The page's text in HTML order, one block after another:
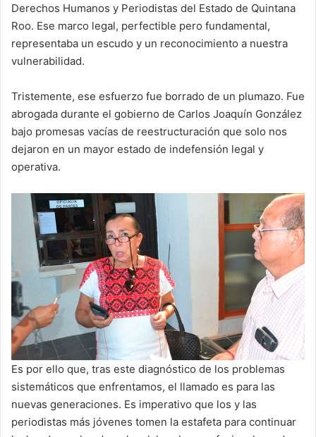
Derechos Humanos y Periodistas del Estado de Quintana
Roo. Ese marco legal, perfectible pero fundamental,
representaba un escudo y un reconocimiento a nuestra
vulnerabilidad.
Tristemente, ese esfuerzo fue borrado de un plumazo. Fue
abrogada durante el gobierno de Carlos Joaquín González
bajo promesas vacías de reestructuración que solo nos
dejaron en un mayor estado de indefensión legal y
operativa.
Es por ello que, tras este diagnóstico de los problemas
sistemáticos que enfrentamos, el llamado es para las
nuevas generaciones. Es imperativo que los y las
periodistas más jóvenes tomen la estafeta para continuar